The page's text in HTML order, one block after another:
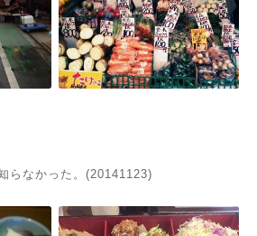
らなかった。(20141123)